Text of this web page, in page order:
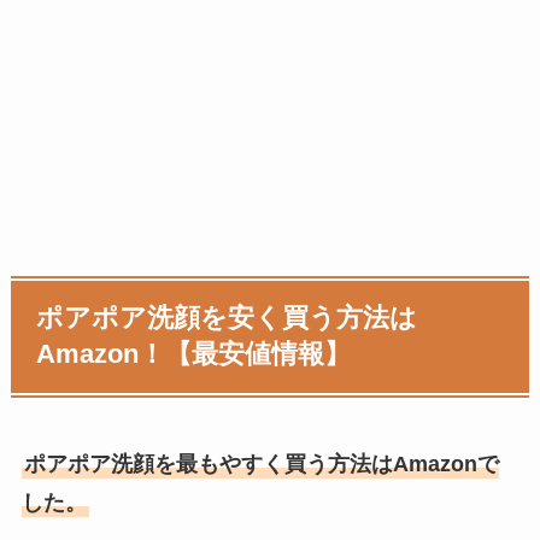
ポアポア洗顔を安く買う方法は
Amazon！【最安値情報】
ポアポア洗顔を最もやすく買う方法はAmazonで
した。